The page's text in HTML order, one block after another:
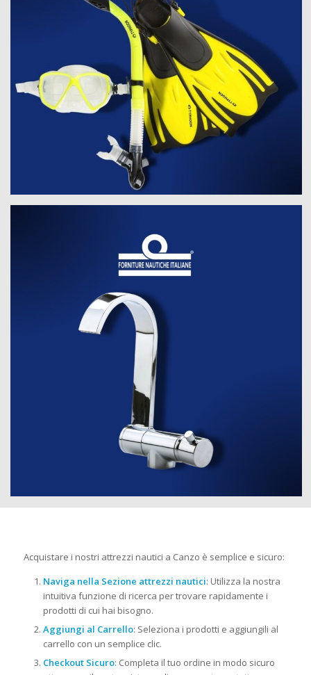
Acquistare i nostri attrezzi nautici a Canzo è semplice e sicuro:
Naviga nella Sezione attrezzi nautici: Utilizza la nostra
intuitiva funzione di ricerca per trovare rapidamente i
prodotti di cui hai bisogno.
Aggiungi al Carrello: Seleziona i prodotti e aggiungili al
carrello con un semplice clic.
Checkout Sicuro: Completa il tuo ordine in modo sicuro